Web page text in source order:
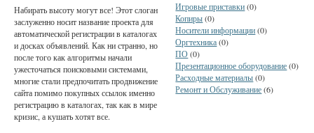
Игровые приставки(0)
Копиры(0)
Носители информации(0)
Оргтехника(0)
ПО(0)
Презентационное оборудование(0)
Расходные материалы(0)
Ремонт и Обслуживание(6)
Набирать высоту могут все! Этот слоган
заслуженно носит название проекта для
автоматической регистрации в каталогах
и досках объявлений. Как ни странно, но
после того как алгоритмы начали
ужесточаться поисковыми системами,
многие стали предпочитать продвижение
сайта помимо покупных ссылок именно
регистрацию в каталогах, так как в мире
кризис, а кушать хотят все.